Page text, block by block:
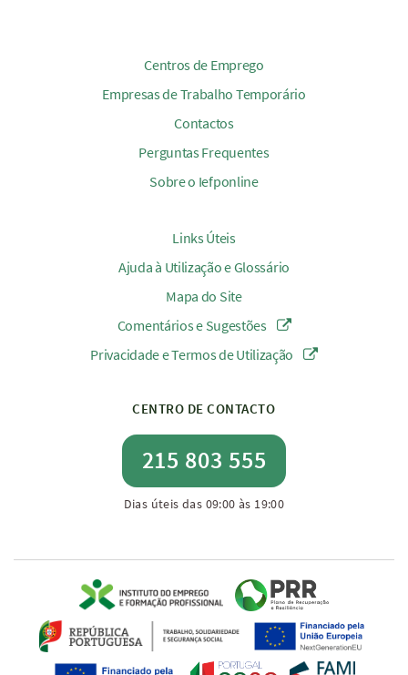
Centros de Emprego
Empresas de Trabalho Temporário
Contactos
Perguntas Frequentes
Sobre o Iefponline
Links Úteis
Ajuda à Utilização e Glossário
Mapa do Site
Comentários e Sugestões
Privacidade e Termos de Utilização
CENTRO DE CONTACTO
215 803 555
Dias úteis das 09:00 às 19:00